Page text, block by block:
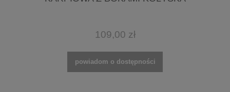
109,00 zł
powiadom o dostępności